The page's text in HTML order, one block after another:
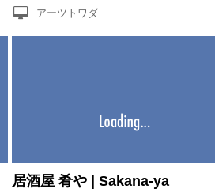
アーツトワダ
居酒屋 肴や | Sakana-ya